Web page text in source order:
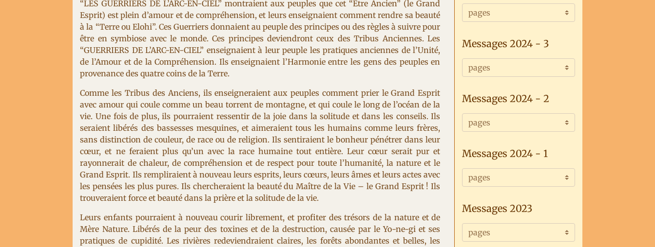
“LES GUERRIERS DE L’ARC-EN-CIEL” montraient aux peuples que cet “Etre Ancien” (le Grand
Esprit) est plein d’amour et de compréhension, et leurs enseignaient comment rendre sa beauté
à la “Terre ou Elohi”. Ces Guerriers donnaient au peuple des principes ou des règles à suivre pour
être en symbiose avec le monde. Ces principes deviendront ceux des Tribus Anciennes. Les
“GUERRIERS DE L’ARC-EN-CIEL” enseignaient à leur peuple les pratiques anciennes de l’Unité,
de l’Amour et de la Compréhension. Ils enseignaient l’Harmonie entre les gens des peuples en
provenance des quatre coins de la Terre.
Comme les Tribus des Anciens, ils enseigneraient aux peuples comment prier le Grand Esprit
avec amour qui coule comme un beau torrent de montagne, et qui coule le long de l’océan de la
vie. Une fois de plus, ils pourraient ressentir de la joie dans la solitude et dans les conseils. Ils
seraient libérés des bassesses mesquines, et aimeraient tous les humains comme leurs frères,
sans distinction de couleur, de race ou de religion. Ils sentiraient le bonheur pénétrer dans leur
cœur, et ne feraient plus qu’un avec la race humaine tout entière. Leur cœur serait pur et
rayonnerait de chaleur, de compréhension et de respect pour toute l’humanité, la nature et le
Grand Esprit. Ils rempliraient à nouveau leurs esprits, leurs cœurs, leurs âmes et leurs actes avec
les pensées les plus pures. Ils chercheraient la beauté du Maître de la Vie – le Grand Esprit ! Ils
trouveraient force et beauté dans la prière et la solitude de la vie.
Leurs enfants pourraient à nouveau courir librement, et profiter des trésors de la nature et de
Mère Nature. Libérés de la peur des toxines et de la destruction, causée par le Yo-ne-gi et ses
pratiques de cupidité. Les rivières redeviendraient claires, les forêts abondantes et belles, les
Messages 2024 - 3
Messages 2024 - 2
Messages 2024 - 1
Messages 2023